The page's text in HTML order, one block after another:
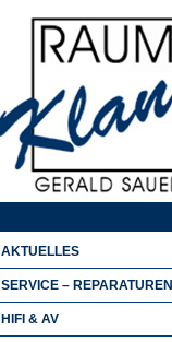
AKTUELLES
SERVICE – REPARATUREN
HIFI & AV